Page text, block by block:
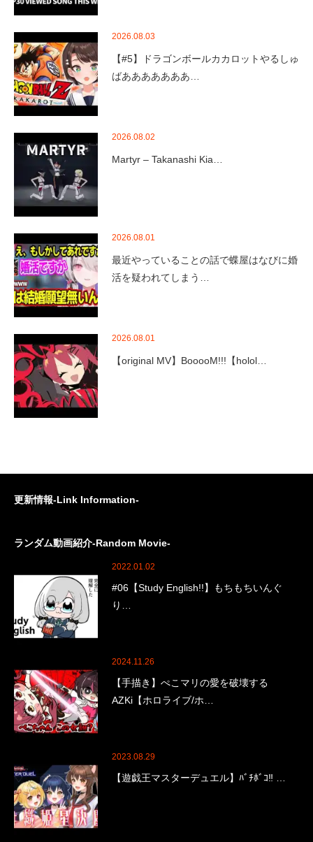
2026.08.03
【#5】ドラゴンボールカカロットやるしゅ
ばあああああああ…
2026.08.02
Martyr – Takanashi Kia…
2026.08.01
最近やっていることの話で蝶屋はなびに婚
活を疑われてしまう…
2026.08.01
【original MV】BooooM!!!【holol…
更新情報-Link Information-
ランダム動画紹介-Random Movie-
2022.01.02
#06【Study English!!】もちもちいんぐ
り…
2024.11.26
【手描き】ぺこマリの愛を破壊する
AZKi【ホロライブ/ホ…
2023.08.29
【遊戯王マスターデュエル】ﾊﾞﾁﾎﾞｺ‼ …